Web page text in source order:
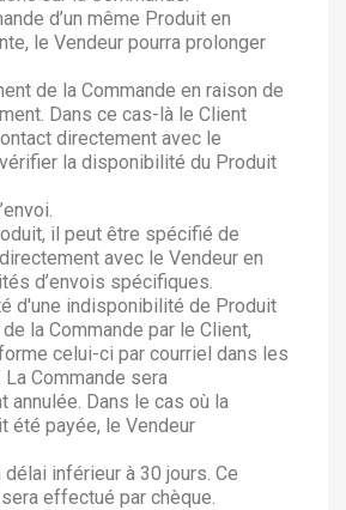
d’un même Produit en
le Vendeur pourra prolonger
de la Commande en raison de
Dans ce cas-là le Client
directement avec le
la disponibilité du Produit
il peut être spécifié de
avec le Vendeur en
d’envois spécifiques.
d'une indisponibilité de Produit
la Commande par le Client,
celui-ci par courriel dans les
Commande sera
annulée. Dans le cas où la
été payée, le Vendeur
inférieur à 30 jours. Ce
effectué par chèque.